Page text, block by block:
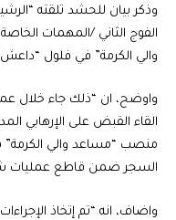
الفوج الثاني /المهمات
والي الكرمة” في فلول “داعش”
واوضح، ان “ذلك جاء خلال
القاء القبض على الإرهابي
منصب “مساعد والي الكرمة”
السجر ضمن قاطع عمليات
واضاف، انه “تم إتخاذ